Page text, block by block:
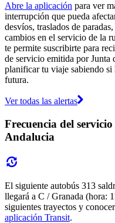
Abre la aplicación para ver
interrupción que pueda
desvíos, traslados de
cambios en el servicio de la
te permite suscribirte para
de servicio emitida por Junta
planificar tu viaje sabiendo
futura.
Ver todas las alertas
Frecuencia del
Andalucia
El siguiente autobús 313
llegará a C / Granada (hora:
siguientes trayectos y
aplicación Transit.